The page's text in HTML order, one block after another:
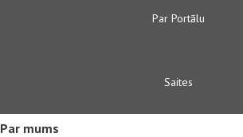
Par Portālu
Saites
Par mums